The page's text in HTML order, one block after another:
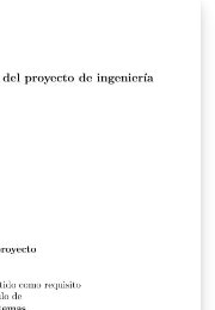
de Ingeniería de